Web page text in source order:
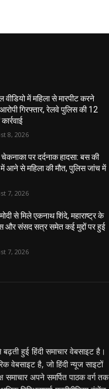
वीडियो में महिला से मारपीट करने
गिरफ्तार, रेलवे पुलिस की 12
8, 2026
पर दर्दनाक हादसा: बस की
आने से महिला की मौत, पुलिस जांच में
7, 2026
से मिले एकनाथ शिंदे, महाराष्ट्र के
और संसद सत्र समेत कई मुद्दों पर हुई
7, 2026
हुई हिंदी समाचार वेबसाइट है।
वेबसाइट है, जो हिंदी न्यूज साइटों
समाचार अपने समर्पित पाठक वर्ग तक